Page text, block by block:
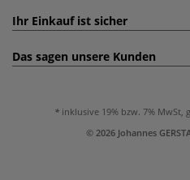
Ihr Einkauf ist sicher
Das sagen unsere Kunden
inklusive 19% bzw. 7% MwSt,
© 2026 Johannes